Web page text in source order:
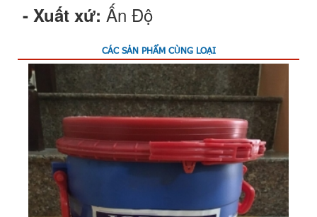
- Xuất xứ: Ấn Độ
CÁC SẢN PHẨM CÙNG LOẠI